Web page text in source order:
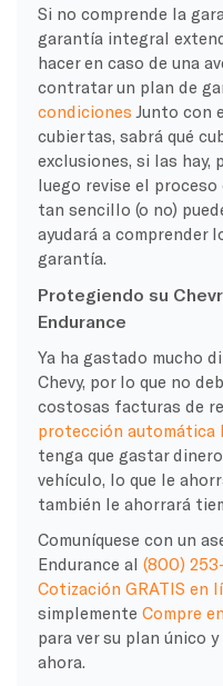
Si no comprende la
garantía integral
hacer en caso de una
contratar un plan de
condiciones Junto con
cubiertas, sabrá qué
exclusiones, si las hay,
luego revise el proceso
tan sencillo (o no)
ayudará a comprender
garantía.
Protegiendo su
Endurance
Ya ha gastado mucho
Chevy, por lo que no
costosas facturas de
protección automática
tenga que gastar
vehículo, lo que le
también le ahorrará
Comuníquese con un
Endurance al (800)
Cotización GRATIS en
simplemente Compre
para ver su plan único
ahora.